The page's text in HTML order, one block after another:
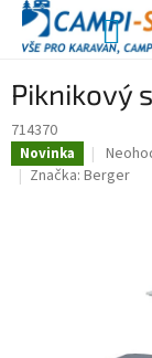
Přejít
obsah
Piknikový
714370
Novinka
Značka: Berger